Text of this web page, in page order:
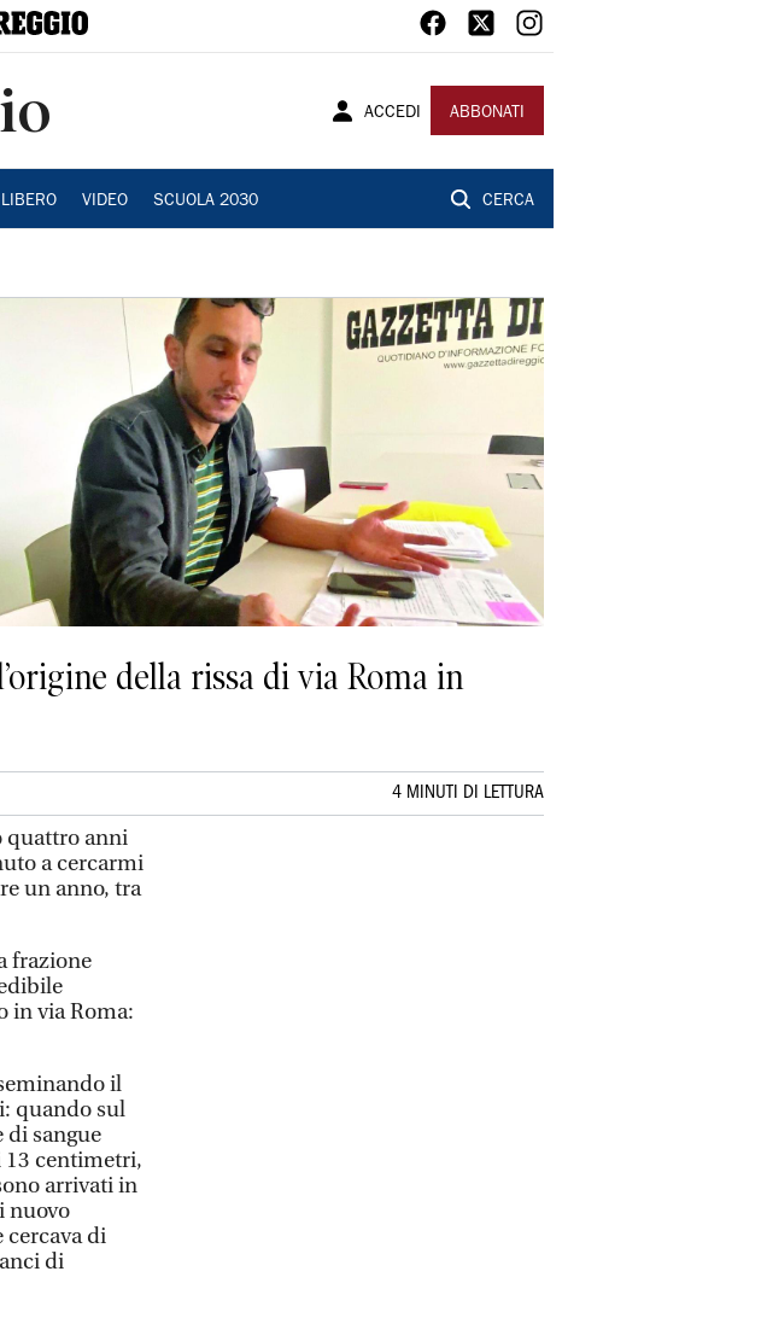
ACCEDI ABBONATI
VIDEO SCUOLA 2030 CERCA
della rissa di via Roma in
4 MINUTI DI LETTURA
quattro anni
a cercarmi
un anno, tra
frazione
in via Roma:
il
quando sul
di sangue
13 centimetri,
arrivati in
nuovo
cercava di
di